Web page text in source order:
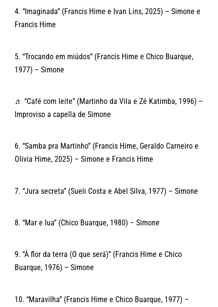
4. “Imaginada” (Francis Hime e Ivan Lins, 2025) – Simone e
Francis Hime
5. “Trocando em miúdos” (Francis Hime e Chico Buarque,
1977) – Simone
♬ “Café com leite” (Martinho da Vila e Zé Katimba, 1996) –
Improviso a capella de Simone
6. “Samba pra Martinho” (Francis Hime, Geraldo Carneiro e
Olivia Hime, 2025) – Simone e Francis Hime
7. “Jura secreta” (Sueli Costa e Abel Silva, 1977) – Simone
8. “Mar e lua” (Chico Buarque, 1980) – Simone
9. “À flor da terra (O que será)” (Francis Hime e Chico
Buarque, 1976) – Simone
10. “Maravilha” (Francis Hime e Chico Buarque, 1977) –